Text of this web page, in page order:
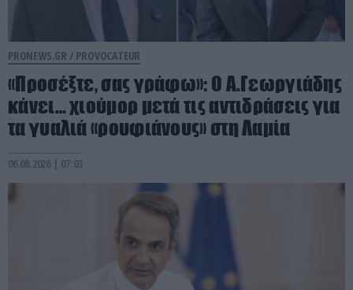
PRONEWS.GR / PROVOCATEUR
«Προσέξτε, σας γράφω»: Ο Α.Γεωργιάδης
κάνει… χιούμορ μετά τις αντιδράσεις για
τα γυαλιά «ρουφιάνους» στη Λαμία
06.08.2026 | 07:03